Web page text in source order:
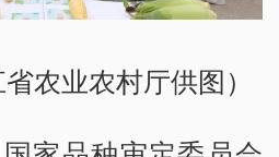
农业农村厅供图）